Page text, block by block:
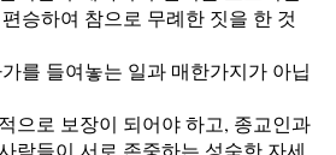
승하여 참으로 무례한 짓을 한 것
를 들여놓는 일과 매한가지가 아닙
으로 보장이 되어야 하고, 종교인과